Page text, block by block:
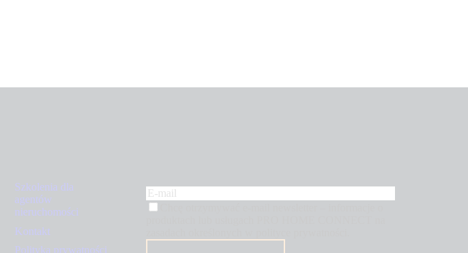
Szkolenia dla
agentów
nieruchomości
Kontakt
Polityka prywatności